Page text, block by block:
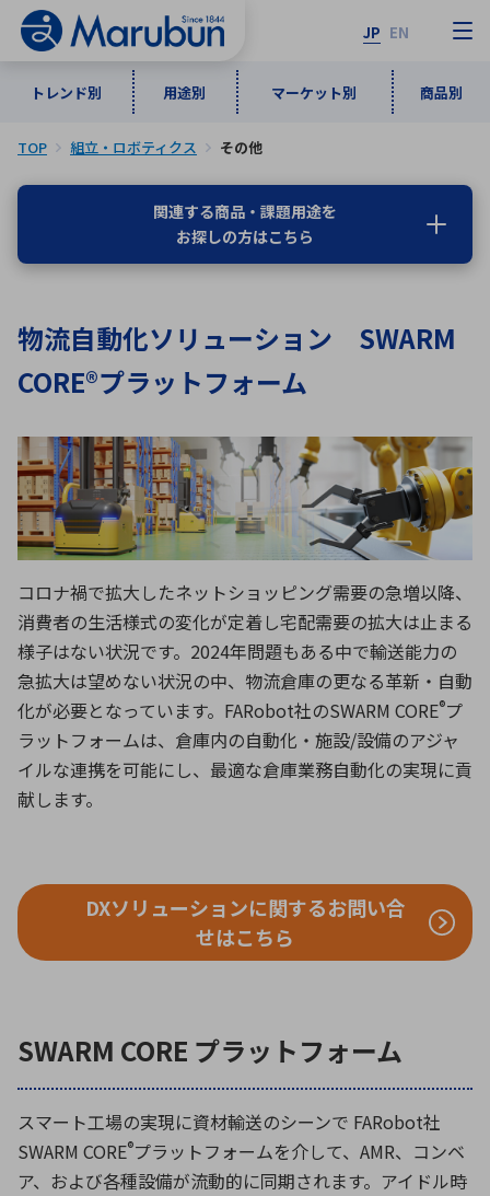
JP EN
トレンド別 用途別 マーケット別 商品別
トレンド別
インダストリアルDXソリューション
5G・Local 5G
ロボティクス（AI）
データセンタ・クラウド
ミリ波レーダー
ブログ｜ここから始まる最新技術
用途別
通信・ネットワーク
監視・セキュリティ
品質管理・検査
接着・接合
製品製造・加工
レーダ・衛星通信
シミュレーター
環境構築・開発システム
半導体・電子部品小ロット
マーケット別
情報通信
民生 医療
商品別
計測・測定・表示機器
ICTソリューション 組立・ロボティクス
レーザー・光学部品 組込コンピュータ
特定用途向け・その他
メーカ一覧
な行
は行 ま行
や行
ら行
わ行
アルファベット順
A B C
D
E
G
H
I
J K
L
M
N O
P
Q
R S
T
U
V W
X
TOP 組立・ロボティクス その他
関連する商品・課題用途を
お探しの方はこちら
物流自動化ソリューション SWARM
CORE®プラットフォーム
コロナ禍で拡大したネットショッピング需要の急増以降、
消費者の生活様式の変化が定着し宅配需要の拡大は止まる
様子はない状況です。2024年問題もある中で輸送能力の
急拡大は望めない状況の中、物流倉庫の更なる革新・自動
化が必要となっています。FARobot社のSWARM CORE®プ
ラットフォームは、倉庫内の自動化・施設/設備のアジャ
イルな連携を可能にし、最適な倉庫業務自動化の実現に貢
献します。
DXソリューションに関するお問い合
せはこちら
SWARM CORE プラットフォーム
スマート工場の実現に資材輸送のシーンで FARobot社
SWARM CORE®プラットフォームを介して、AMR、コンベ
ア、および各種設備が流動的に同期されます。アイドル時